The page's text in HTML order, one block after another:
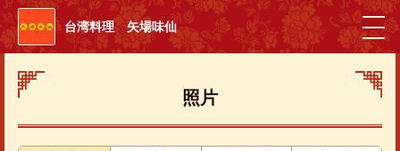
台湾料理 矢場味仙
照片